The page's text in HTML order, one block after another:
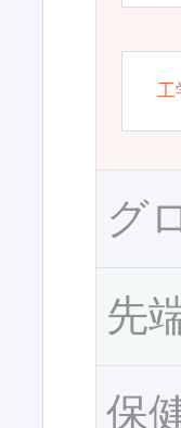
工
グ
先
保